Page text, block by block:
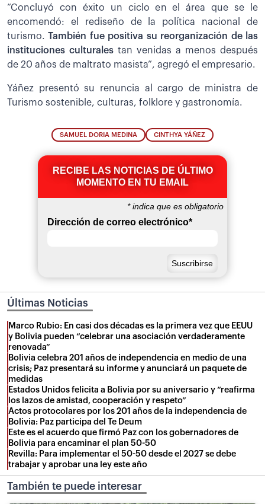
“Concluyó con éxito un ciclo en el área que se le
encomendó: el rediseño de la política nacional de
turismo.También fue positiva su reorganización de las
instituciones culturales tan venidas a menos después
de 20 años de maltrato masista”, agregó el empresario.
Yáñez presentó su renuncia al cargo de ministra de
Turismo sostenible, culturas, folklore y gastronomía.
SAMUEL DORIA MEDINA CINTHYA YÁÑEZ
RECIBE LAS NOTICIAS DE ÚLTIMO
MOMENTO EN TU EMAIL
*indica que es obligatorio
Dirección de correo electrónico*
Últimas Noticias
Marco Rubio: En casi dos décadas es la primera vez que EEUU
y Bolivia pueden “celebrar una asociación verdaderamente
renovada”
Bolivia celebra 201 años de independencia en medio de una
crisis; Paz presentará su informe y anunciará un paquete de
medidas
Estados Unidos felicita a Bolivia por su aniversario y “reafirma
los lazos de amistad, cooperación y respeto”
Actos protocolares por los 201 años de la independencia de
Bolivia: Paz participa del Te Deum
Este es el acuerdo que firmó Paz con los gobernadores de
Bolivia para encaminar el plan 50-50
Revilla: Para implementar el 50-50 desde el 2027 se debe
trabajar y aprobar una ley este año
También te puede interesar